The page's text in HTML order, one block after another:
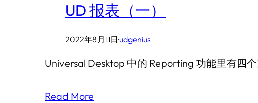
UD 报表（一）
2022年8月11日·udgenius
Universal Desktop 中的 Reporting 功能里有四
Read More